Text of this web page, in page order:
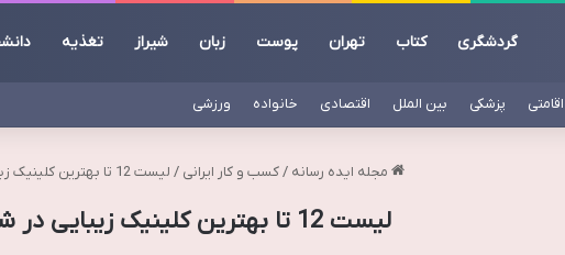
گردشگری کتاب تهران پوست زبان شیراز تغذیه
پزشکی بین الملل اقتصادی خانواده ورزشی
مجله ایده رسانه /کسب و کار ایرانی / لیست 12 تا بهترین کلینیک زیبایی در شمال تهران
لیست 12 تا بهترین کلینیک زیبایی در شمال تهران